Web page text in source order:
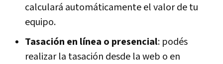
calculará automáticamente el valor de tu
equipo.
Tasación en línea o presencial: podés
realizar la tasación desde la web o en